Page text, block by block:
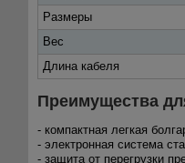
Размеры
Вес
Длина кабеля
Преимущества
- компактная легкая
- электронная система
- защита от перегрузки